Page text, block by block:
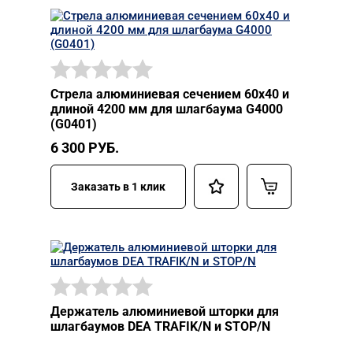
Стрела алюминиевая сечением 60х40 и
длиной 4200 мм для шлагбаума G4000
(G0401)
6 300 РУБ.
Заказать в 1 клик
Держатель алюминиевой шторки для
шлагбаумов DEA TRAFIK/N и STOP/N